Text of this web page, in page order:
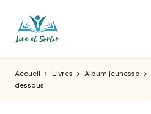
L
ir
e
pour
Accueil Livres Album jeunesse
dessous